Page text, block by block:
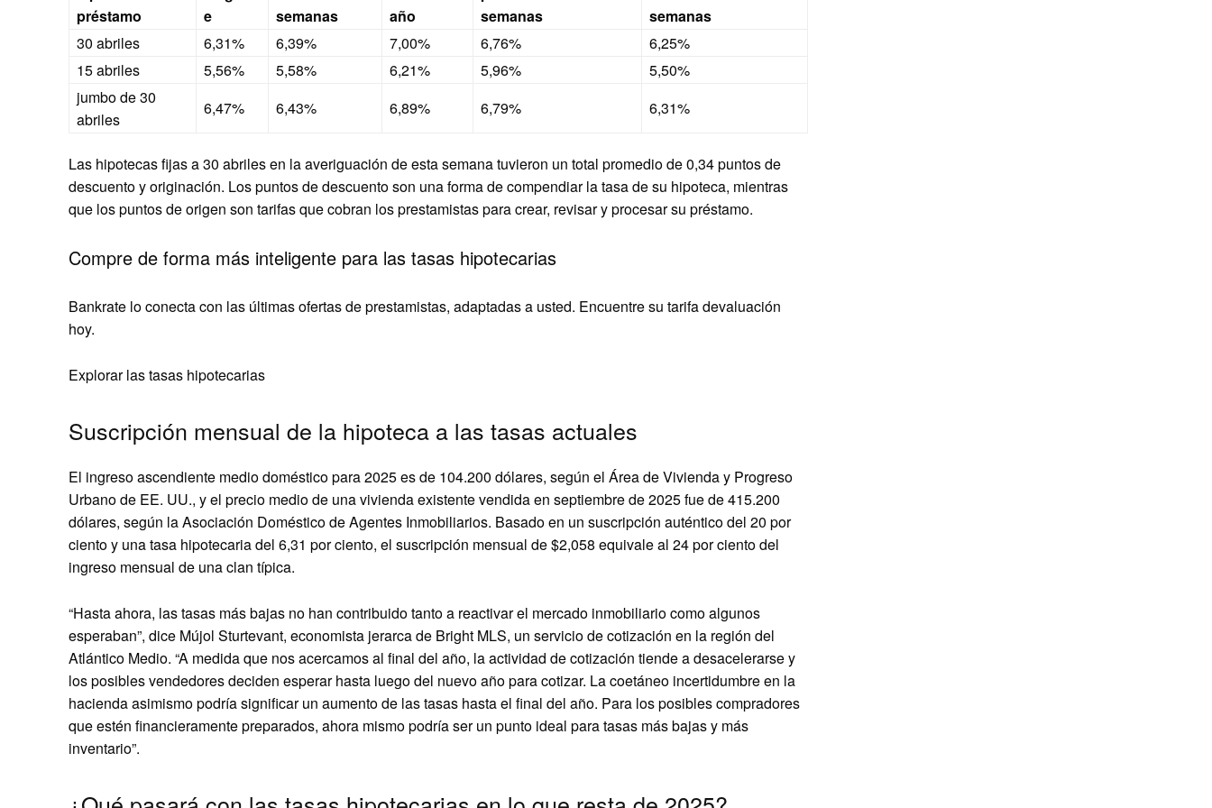
préstamo
e
semanas
año
semanas
semanas
30 abriles
6,31% 6,39% 7,00% 6,76%
6,25%
15 abriles
5,56% 5,58% 6,21% 5,96%
5,50%
jumbo de 30
abriles
6,47% 6,43% 6,89% 6,79% 6,31%
Las hipotecas fijas a 30 abriles en la averiguación de esta semana tuvieron un total promedio de 0,34 puntos de
descuento y originación. Los puntos de descuento son una forma de compendiar la tasa de su hipoteca, mientras
que los puntos de origen son tarifas que cobran los prestamistas para crear, revisar y procesar su préstamo.
Compre de forma más inteligente para las tasas hipotecarias
Bankrate lo conecta con las últimas ofertas de prestamistas, adaptadas a usted. Encuentre su tarifa devaluación
hoy.
Explorar las tasas hipotecarias
Suscripción mensual de la hipoteca a las tasas actuales
El ingreso ascendiente medio doméstico para 2025 es de 104.200 dólares, según el Área de Vivienda y Progreso
Urbano de EE. UU., y el precio medio de una vivienda existente vendida en septiembre de 2025 fue de 415.200
dólares, según la Asociación Doméstico de Agentes Inmobiliarios. Basado en un suscripción auténtico del 20 por
ciento y una tasa hipotecaria del 6,31 por ciento, el suscripción mensual de $2,058 equivale al 24 por ciento del
ingreso mensual de una clan típica.
“Hasta ahora, las tasas más bajas no han contribuido tanto a reactivar el mercado inmobiliario como algunos
esperaban”, dice Mújol Sturtevant, economista jerarca de Bright MLS, un servicio de cotización en la región del
Atlántico Medio. “A medida que nos acercamos al final del año, la actividad de cotización tiende a desacelerarse y
los posibles vendedores deciden esperar hasta luego del nuevo año para cotizar. La coetáneo incertidumbre en la
hacienda asimismo podría significar un aumento de las tasas hasta el final del año. Para los posibles compradores
que estén financieramente preparados, ahora mismo podría ser un punto ideal para tasas más bajas y más
inventario”.